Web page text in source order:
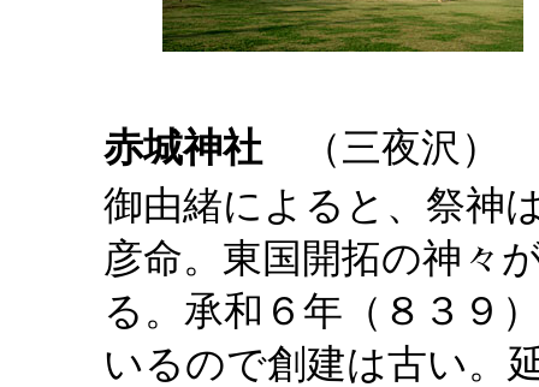
赤城神社 （三夜沢）
御由緒によると、祭神
彦命。東国開拓の神々
る。承和６年（８３９
いるので創建は古い。